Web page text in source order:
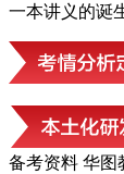
一本讲义的诞
备考资料 华图